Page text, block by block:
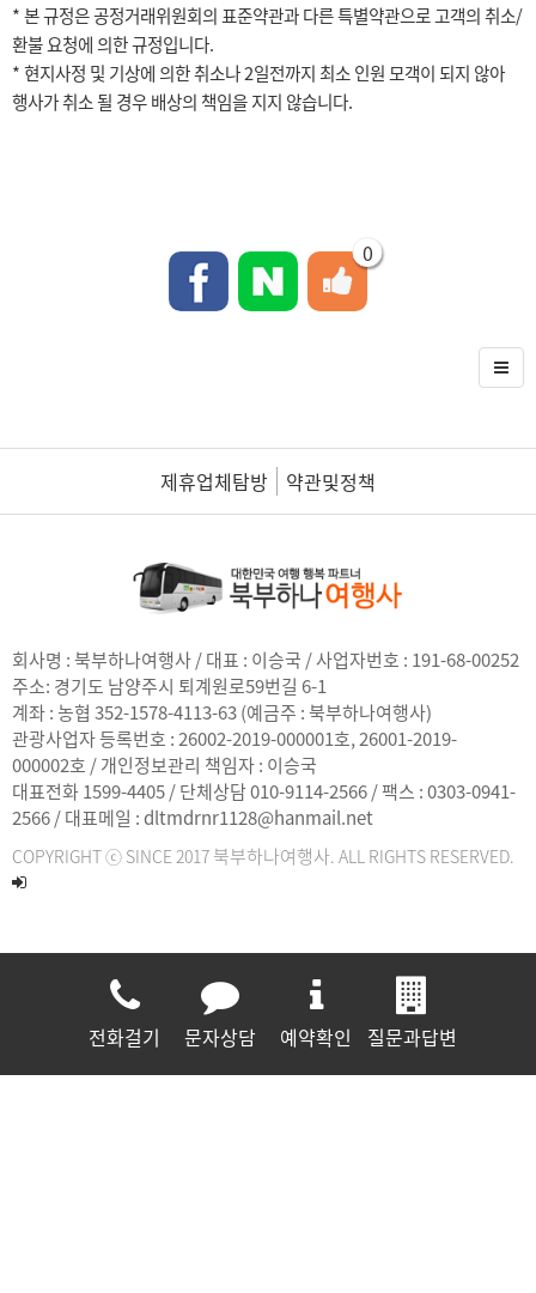
* 본 규정은 공정거래위원회의 표준약관과 다른 특별약관으로 고객의 취소/
환불 요청에 의한 규정입니다.
* 현지사정 및 기상에 의한 취소나 2일전까지 최소 인원 모객이 되지 않아
행사가 취소 될 경우 배상의 책임을 지지 않습니다.
0
제휴업체탐방 약관및정책
회사명 : 북부하나여행사 / 대표 : 이승국 / 사업자번호 : 191-68-00252
주소: 경기도 남양주시 퇴계원로59번길 6-1
계좌 : 농협 352-1578-4113-63 (예금주 : 북부하나여행사)
관광사업자 등록번호 : 26002-2019-000001호, 26001-2019-
000002호 / 개인정보관리 책임자 : 이승국
대표전화 1599-4405 / 단체상담 010-9114-2566 / 팩스 : 0303-0941-
2566 / 대표메일 : dltmdrnr1128@hanmail.net
COPYRIGHT ⓒ SINCE 2017 북부하나여행사. ALL RIGHTS RESERVED.
전화걸기 문자상담 예약확인 질문과답변